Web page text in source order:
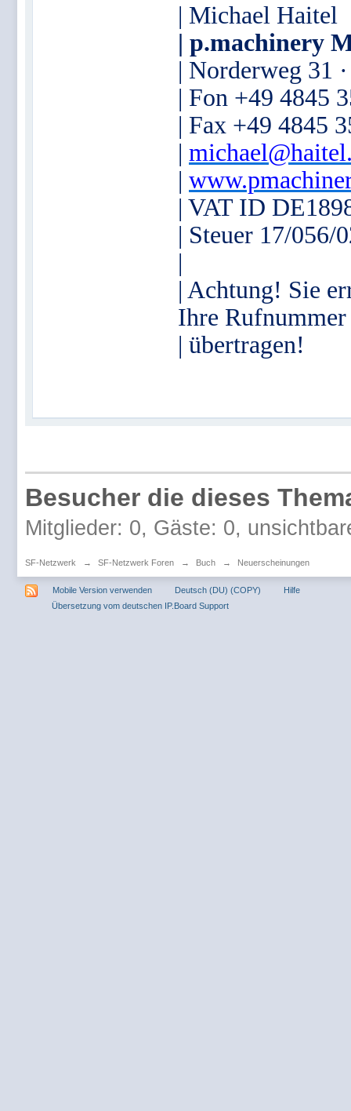
| Michael Haitel
| p.machinery
| Norderweg 31
| Fon +49 4845
| Fax +49 4845
|
|
| VAT ID
| Steuer 17/056/
|
| Achtung! Sie
Ihre Rufnummer
| übertragen!
Besucher die dieses
Mitglieder: 0, Gäste: 0,
SF-Netzwerk → SF-Netzwerk Foren → Buch → Neuerscheinungen
Mobile Version verwenden Deutsch (DU) (COPY)
Hilfe
Übersetzung vom deutschen IP.Board Support